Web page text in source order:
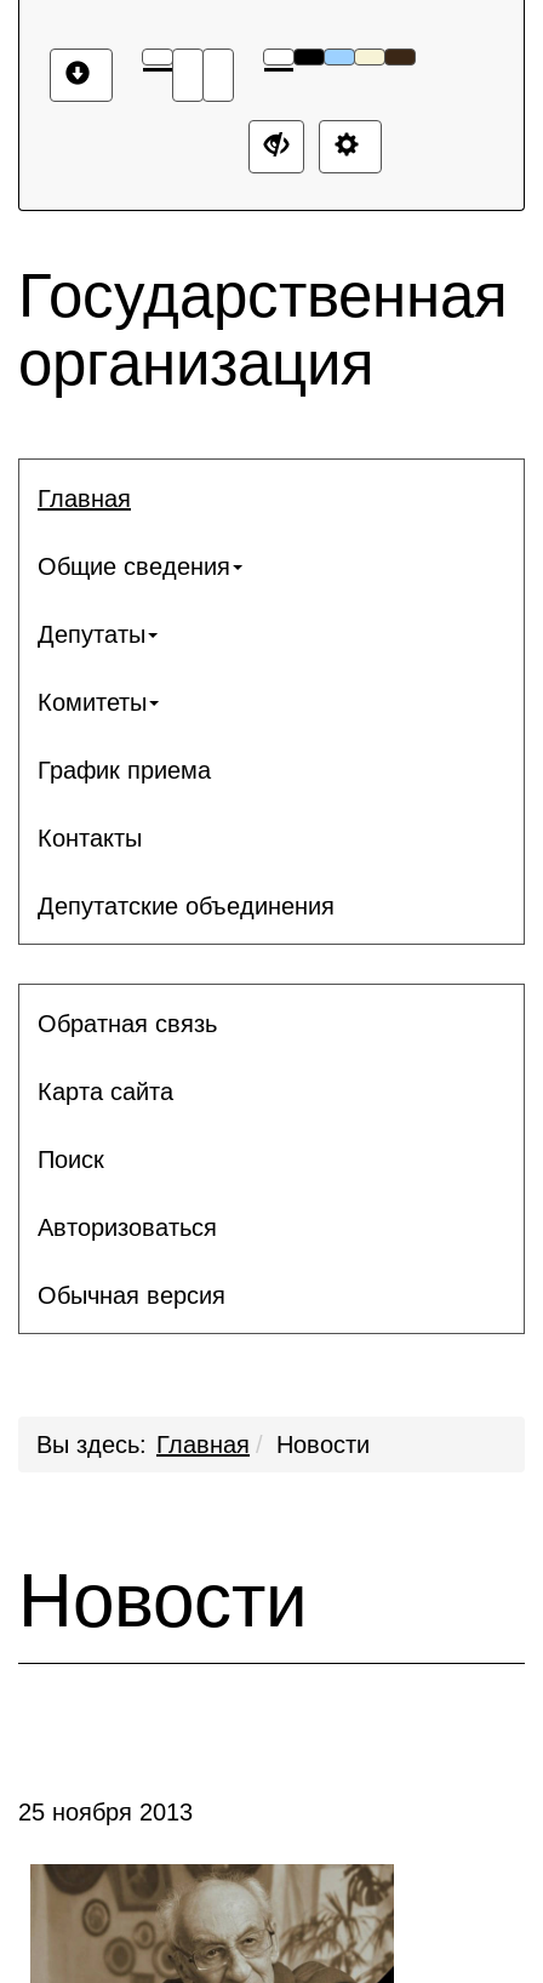
Государственная
организация
Главная
Общие сведения
Депутаты
Комитеты
График приема
Контакты
Депутатские объединения
Обратная связь
Карта сайта
Поиск
Авторизоваться
Обычная версия
Вы здесь: Главная Новости
Новости
25 ноября 2013